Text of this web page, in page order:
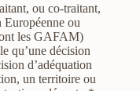
ou co-traitant,
Européenne ou
les GAFAM)
qu’une décision
d’adéquation
un territoire ou